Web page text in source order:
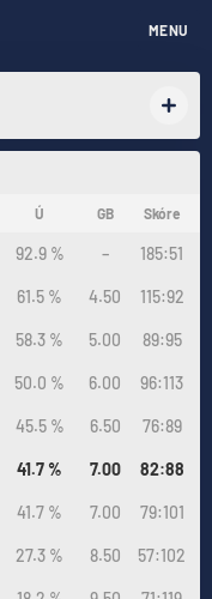
MENU
Ú GB Skóre
92.9 % – 185:51
61.5 % 4.50 115:92
58.3 % 5.00 89:95
50.0 % 6.00 96:113
45.5 % 6.50 76:89
41.7 % 7.00 82:88
41.7 % 7.00 79:101
27.3 % 8.50 57:102